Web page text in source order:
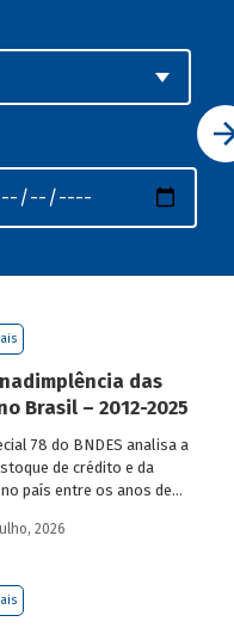
das
Brasil – 2012-2025
78 do BNDES analisa a
de crédito e da
país entre os anos de
o porte da
2026